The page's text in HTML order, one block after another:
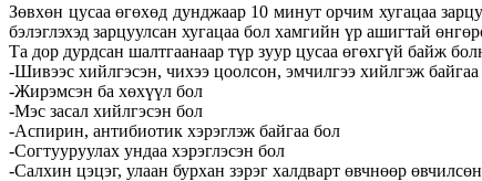
Зөвхөн цусаа өгөхөд дунджаар 10 минут орчим хугацаа
бэлэглэхэд зарцуулсан хугацаа бол хамгийн үр ашигтай
Та дор дурдсан шалтгаанаар түр зуур цусаа өгөхгүй байж
-Шивээс хийлгэсэн, чихээ цоолсон, эмчилгээ хийлгэж байгаа
-Жирэмсэн ба хөхүүл бол
-Мэс засал хийлгэсэн бол
-Аспирин, антибиотик хэрэглэж байгаа бол
-Согтууруулах ундаа хэрэглэсэн бол
-Салхин цэцэг, улаан бурхан зэрэг халдварт өвчнөөр